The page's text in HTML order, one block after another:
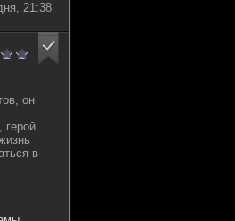
21:38
он
герой
в